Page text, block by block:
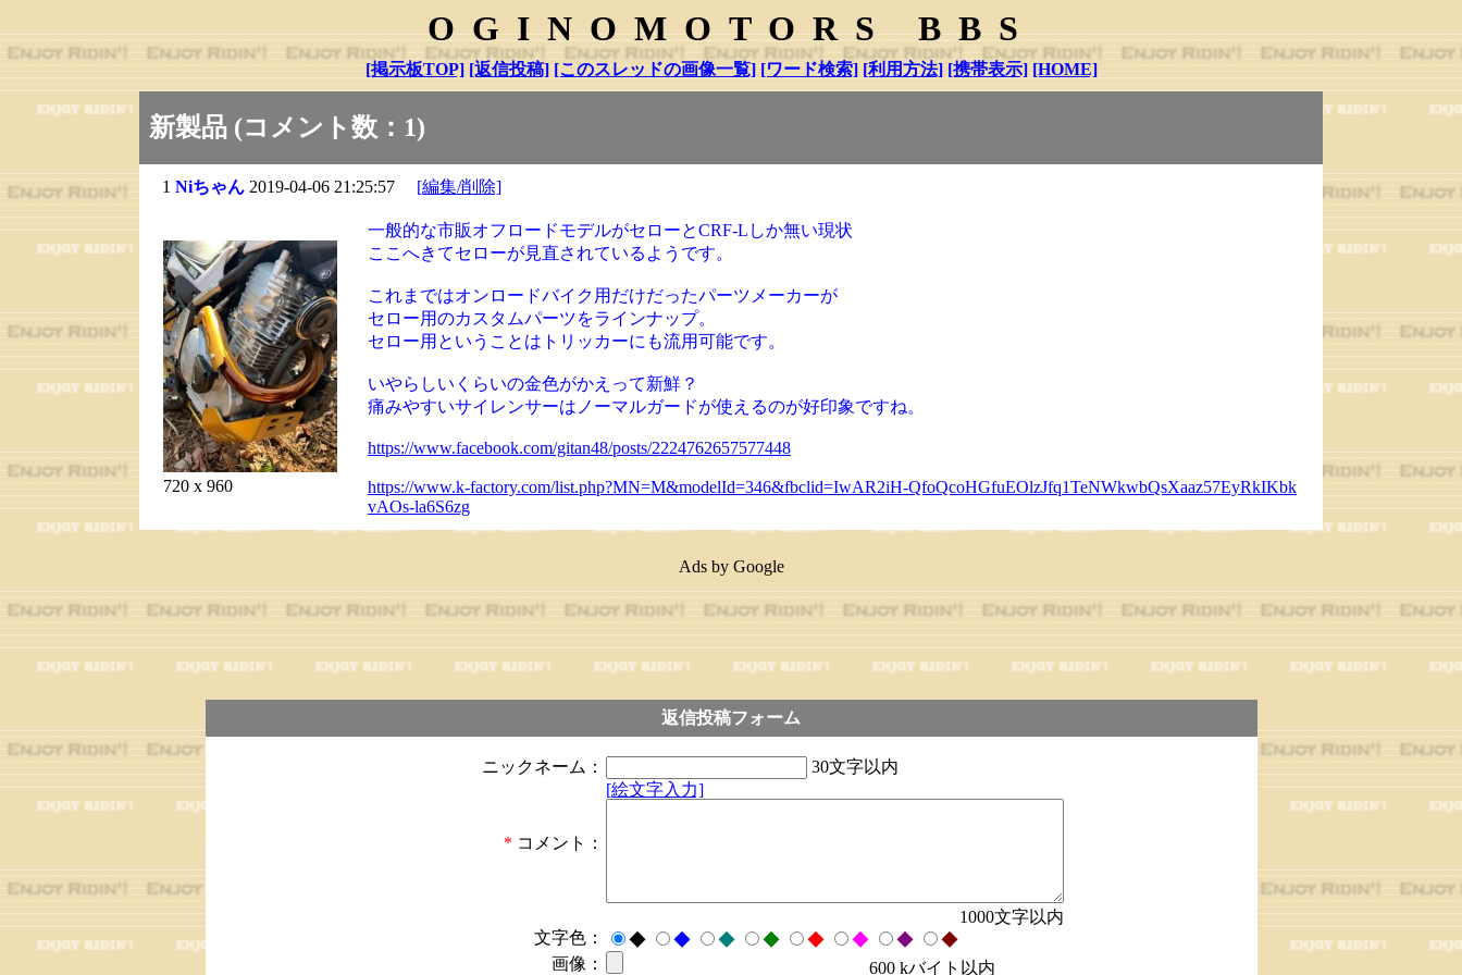
OGINOMOTORS BBS
[掲示板TOP] [返信投稿] [このスレッドの画像一覧] [ワード検索] [利用方法] [携帯表示] [HOME]
新製品 (コメント数：1)
1 Niちゃん 2019-04-06 21:25:57 [編集/削除]
720 x 960
一般的な市販オフロードモデルがセローとCRF-Lしか無い現状
ここへきてセローが見直されているようです。
これまではオンロードバイク用だけだったパーツメーカーが
セロー用のカスタムパーツをラインナップ。
セロー用ということはトリッカーにも流用可能です。
いやらしいくらいの金色がかえって新鮮？
痛みやすいサイレンサーはノーマルガードが使えるのが好印象ですね。
https://www.facebook.com/gitan48/posts/2224762657577448
https://www.k-factory.com/list.php?MN=M&modelId=346&fbclid=IwAR2iH-QfoQcoHGfuEOlzJfq1TeNWkwbQsXaaz57EyRkIKbk
vAOs-la6S6zg
Ads by Google
返信投稿フォーム
ニックネーム： 30文字以内
* コメント：
[絵文字入力]
1000文字以内
文字色：
◆ ◆ ◆ ◆ ◆ ◆ ◆
◆
画像：
600 kバイト以内